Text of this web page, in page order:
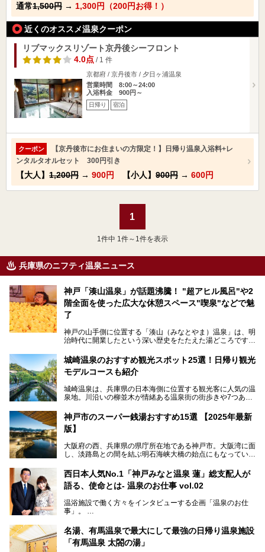
通常1,500円 → 1,300円（200円お得！）
近くのオススメ温泉クーポン
リブマックスリゾート京丹後シーフロント
4.0点/ 1 件
京都府 / 京丹後市 / 夕日ヶ浦温泉
営業時間 8:00～24:00
入浴料金 900円～
日帰り 宿泊
クーポン
【京丹後市にお住まいの方限定！】日帰り温泉入浴料+レ
ンタルタオルセット 300円引き
【大人】 1,200円 → 900円 【小人】 900円 → 600円
1
1 件中 1件～1件を表示
兵庫県のニフティ温泉ニュース
神戸「湊山温泉」が話題沸騰！ "超アヒル風呂"や2
階全面を使った広大な休憩スペース"喫泉"などで魅
了
神戸の山手側に位置する「湊山（みなとやま）温泉」は、明
治時代に開業したという深い歴史をたたえた湯どころです。
っぱいに浮かぶアヒルちゃん。さらに、ゆったりくつろげて
コワーキングも可能な休憩スペースも人気に。斬新な企画や
設備で人々をアッと驚かせる湊山温泉の魅力をリポートしま
城崎温泉のおすすめ観光スポット25選！日帰り観光
モデルコースも紹介
城崎温泉は、兵庫県の日本海側に位置する観光客に人気の温
泉地。川沿いの柳並木が情緒ある温泉街の街歩きや7つある
られています。鉄道の駅から温泉街が近く、歩いて回るのに
ちょうどよい規模で、日帰りでの訪問にもおすすめです。
の観光スポットをピックアップ。温泉やご当地グルメなどを
盛り込んだ日帰り観光モデルコースも紹介しているので、ぜ
神戸市のスーパー銭湯おすすめ15選 【2025年最新
版】
大阪府の西、兵庫県の県庁所在地である神戸市。大阪湾に面
し、淡路島との間を結ぶ明石海峡大橋の始点にもなっていま
華街をはじめ、きらびやかに発展したハーバーランドなど、
人気観光スポットもめじろ押しです。
そして、温泉好きの視点から見ると、神戸市といえば何とい
湯です。そのお湯をリーズナブルに体験できる健康ランドや
スーパー銭湯があったら……。今回はそんな希望に沿う施設
きます！
西日本人気No.1「神戸みなと温泉 蓮」総支配人が
語る、使命とは- 温泉のお仕事 vol.02
温浴施設で働く方々をインタビューする企画「温泉のお仕
事」。
ング西日本1位、2年連続「ベストオブ宿泊賞」に輝いた
「神戸みなと温泉 蓮」の魅力に迫りました！
名湯、有馬温泉で最大にして最強の日帰り温泉施設
「有馬温泉 太閤の湯」